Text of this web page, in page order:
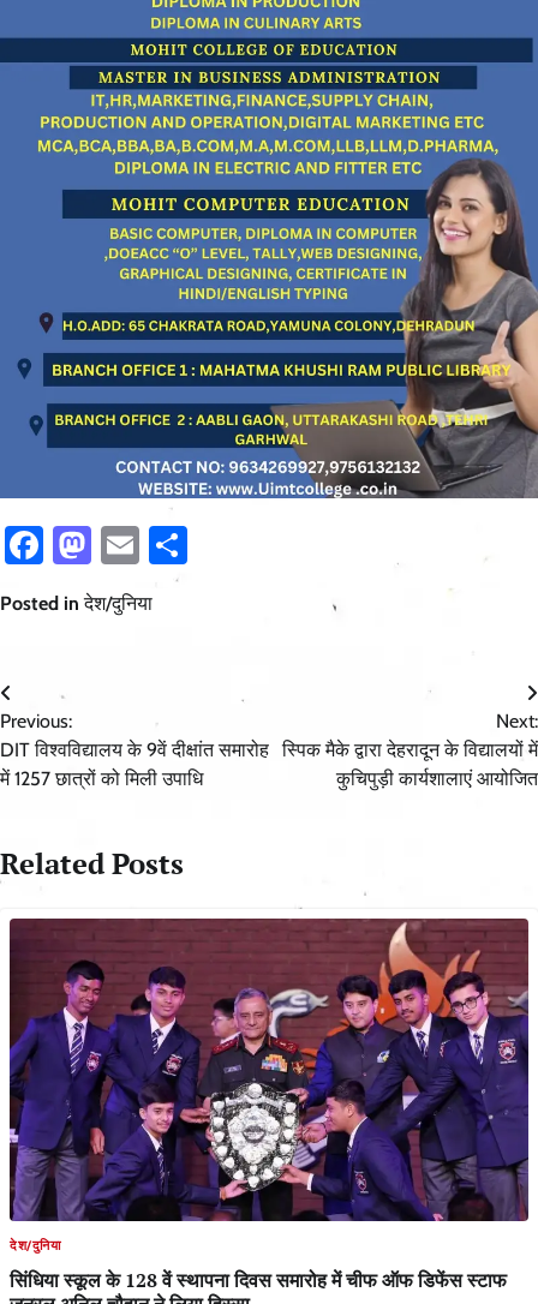
Facebook
Mastodon
Email
Posted inदेश/दुनिया
Post
navigation
Previous:
DIT विश्वविद्यालय के 9वें दीक्षांत समारोह
में 1257 छात्रों को मिली उपाधि
Next:
स्पिक मैके द्वारा देहरादून के विद्यालयों में
कुचिपुड़ी कार्यशालाएं आयोजित
Related Posts
देश/दुनिया
सिंधिया स्कूल के 128 वें स्थापना दिवस समारोह में चीफ ऑफ डिफेंस स्टाफ